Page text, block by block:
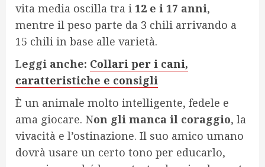
vita media oscilla tra i 12 e i 17 anni,
mentre il peso parte da 3 chili arrivando a
15 chili in base alle varietà.
Leggi anche: Collari per i cani,
caratteristiche e consigli
È un animale molto intelligente, fedele e
ama giocare. Non gli manca il coraggio, la
vivacità e l’ostinazione. Il suo amico umano
dovrà usare un certo tono per educarlo,